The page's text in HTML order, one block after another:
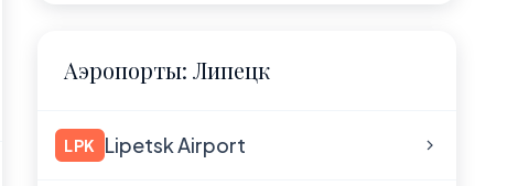
Аэропорты: Липецк
LPK Lipetsk Airport